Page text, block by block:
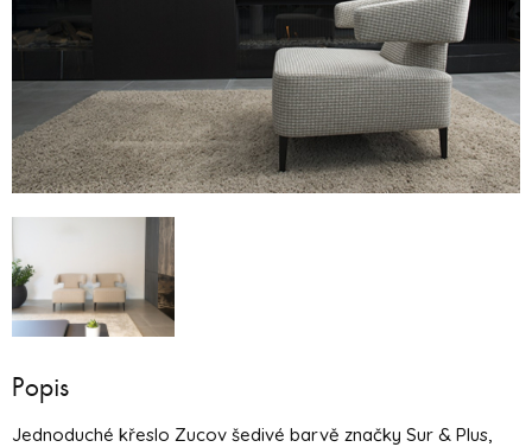
Popis
Jednoduché křeslo Zucov šedivé barvě značky Sur & Plus,